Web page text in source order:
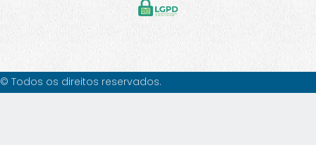
© Todos os direitos reservados.